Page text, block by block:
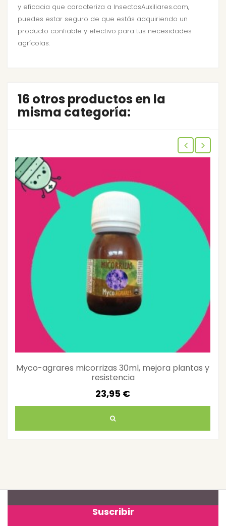
y eficacia que caracteriza a InsectosAuxiliares.com,
puedes estar seguro de que estás adquiriendo un
producto confiable y efectivo para tus necesidades
agrícolas.
16 otros productos en la
misma categoría:
Myco-agrares micorrizas 30ml, mejora plantas y
resistencia
23,95 €
Suscribir